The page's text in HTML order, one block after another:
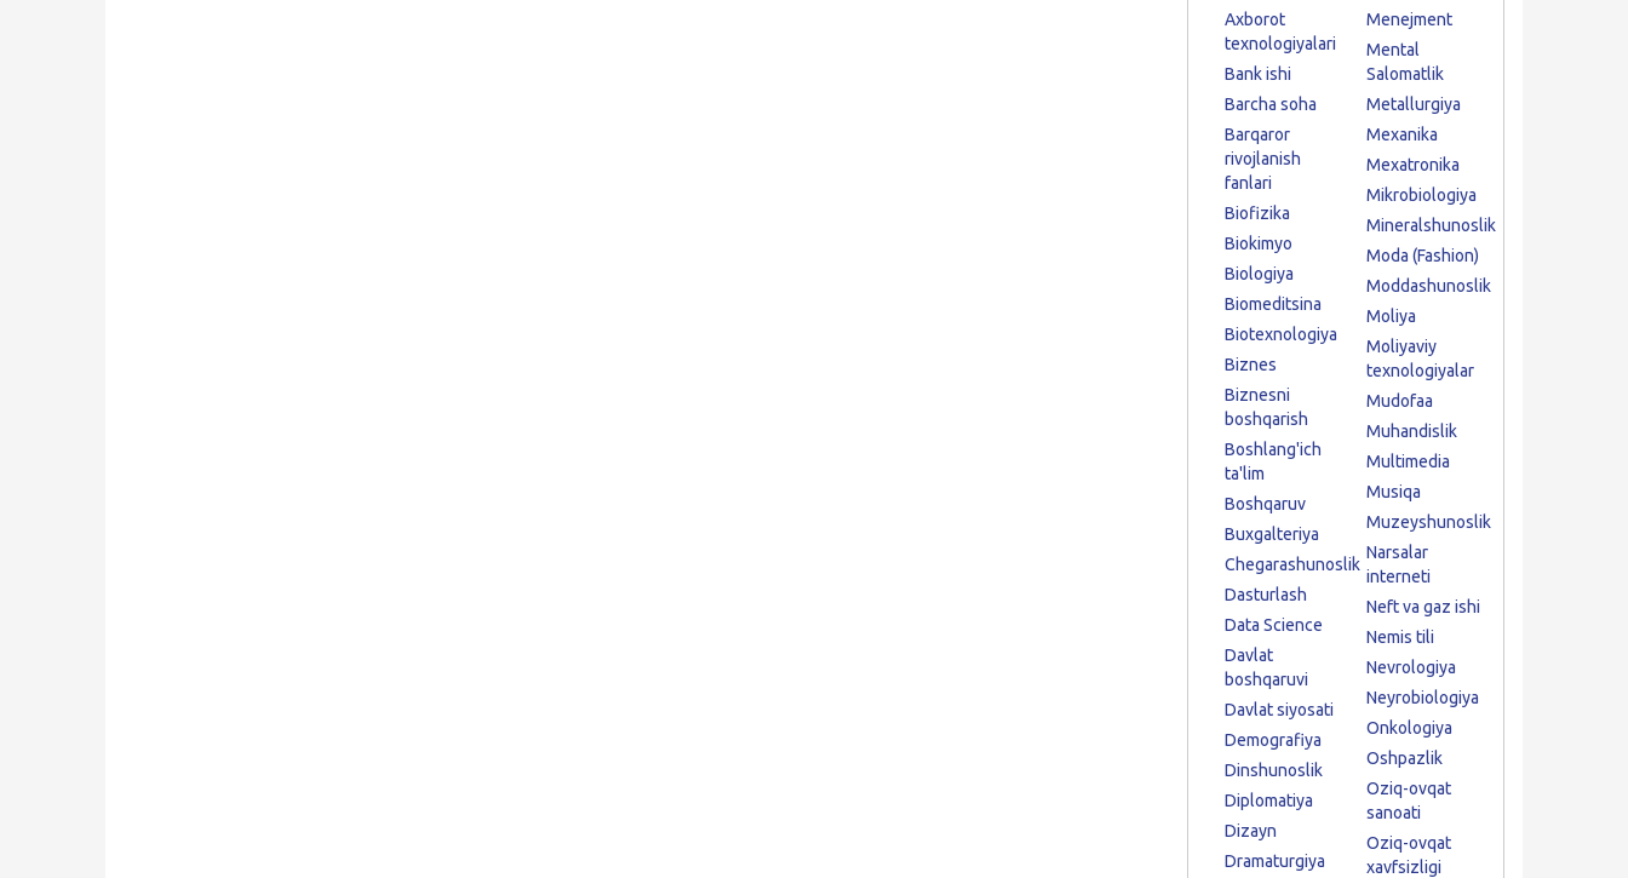
Axborot
texnologiyalari
Bank ishi
Barcha soha
Barqaror
rivojlanish
fanlari
Biofizika
Biokimyo
Biologiya
Biomeditsina
Biotexnologiya
Biznes
Biznesni
boshqarish
Boshlang'ich
ta'lim
Boshqaruv
Buxgalteriya
Chegarashunoslik
Dasturlash
Data Science
Davlat
boshqaruvi
Davlat siyosati
Demografiya
Dinshunoslik
Diplomatiya
Dizayn
Dramaturgiya
Menejment
Mental
Salomatlik
Metallurgiya
Mexanika
Mexatronika
Mikrobiologiya
Mineralshunoslik
Moda (Fashion)
Moddashunoslik
Moliya
Moliyaviy
texnologiyalar
Mudofaa
Muhandislik
Multimedia
Musiqa
Muzeyshunoslik
Narsalar
interneti
Neft va gaz ishi
Nemis tili
Nevrologiya
Neyrobiologiya
Onkologiya
Oshpazlik
Oziq-ovqat
sanoati
Oziq-ovqat
xavfsizligi